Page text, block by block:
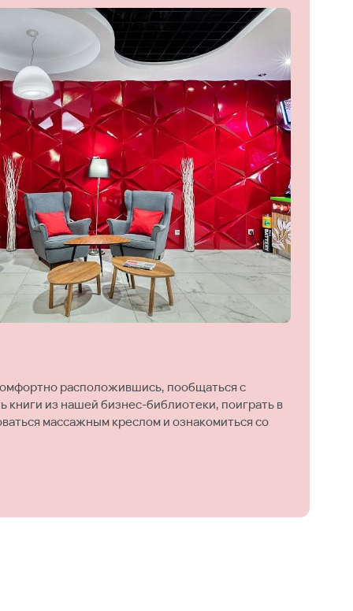
расположившись, пообщаться с
книги из нашей бизнес-библиотеки, поиграть в
массажным креслом и ознакомиться со